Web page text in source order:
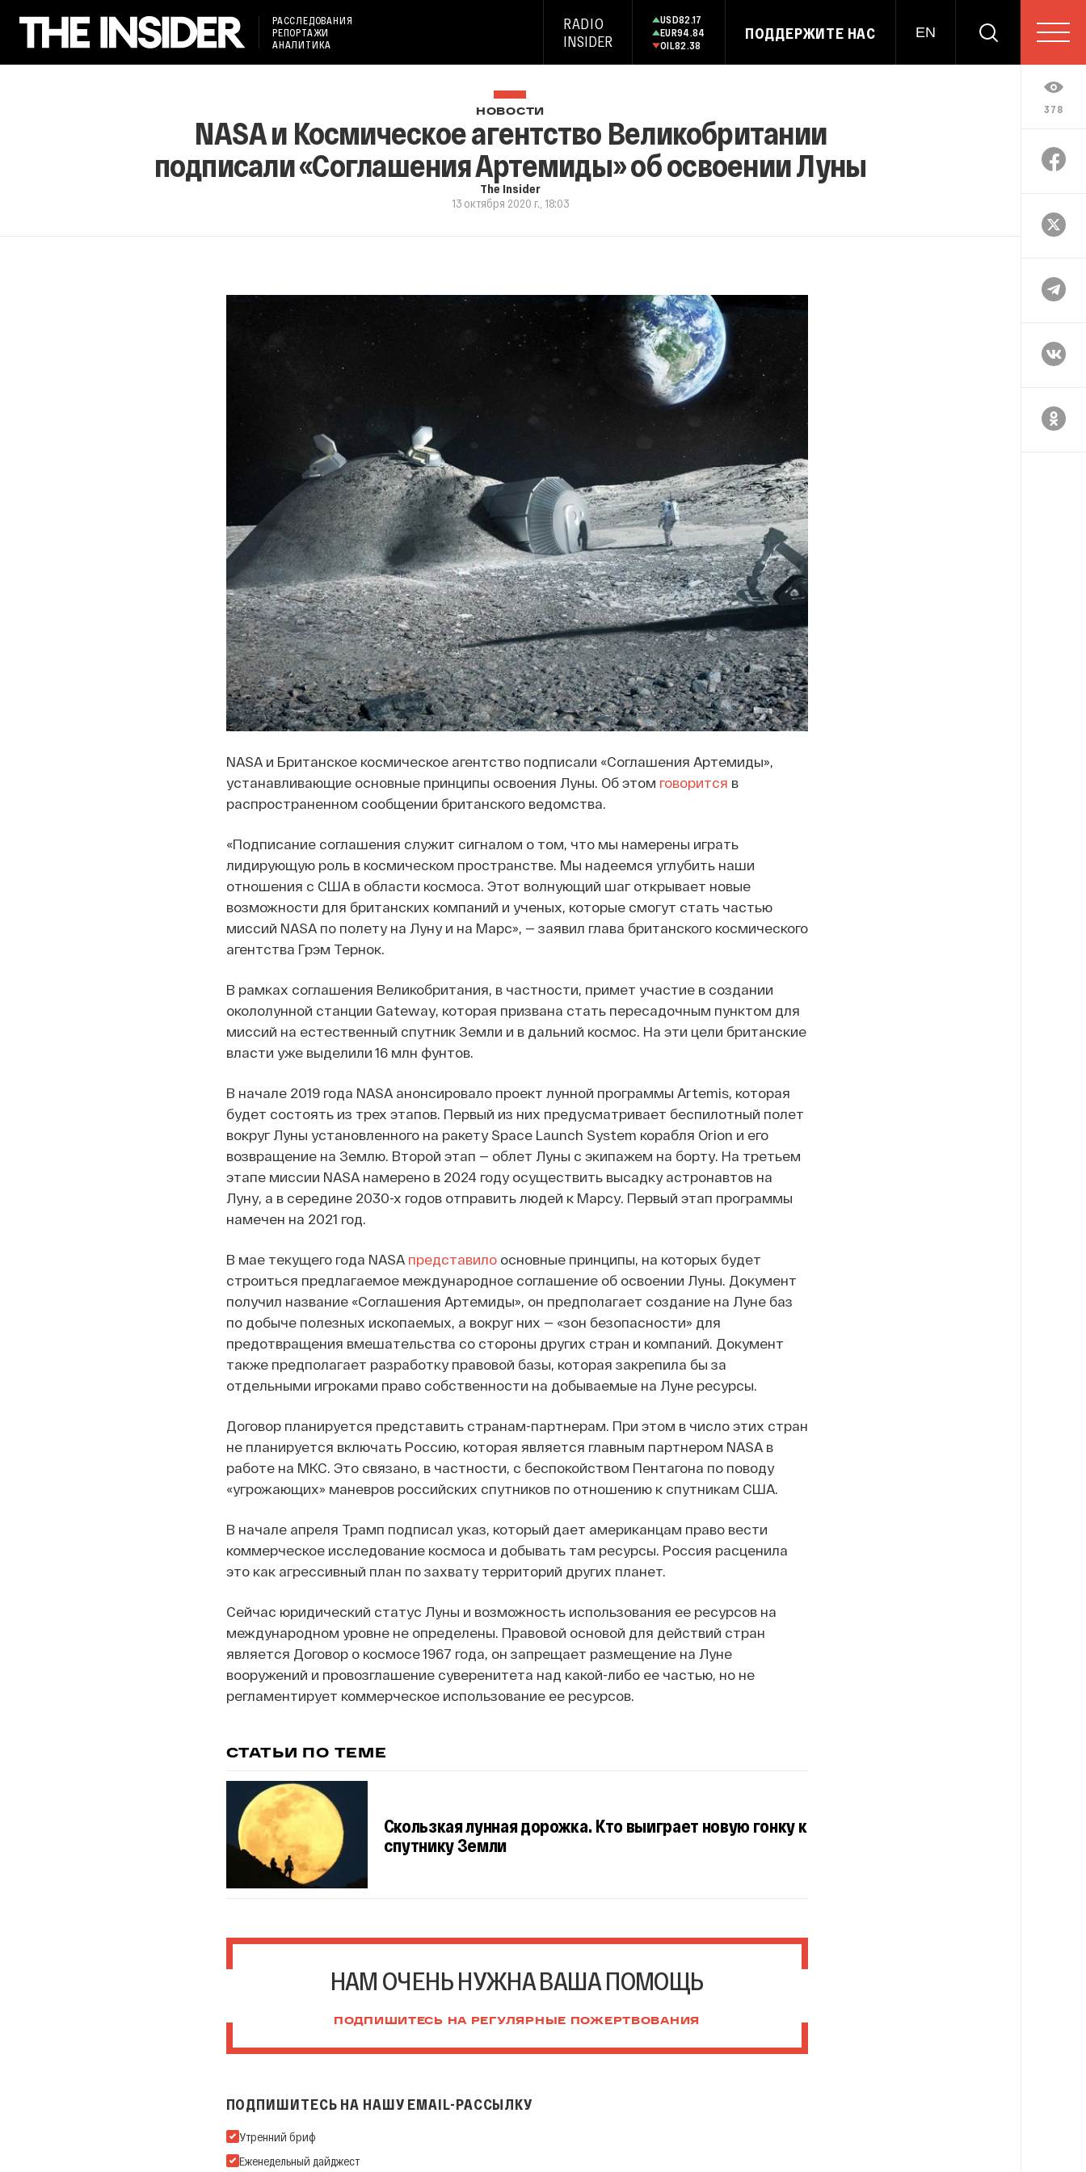
РАССЛЕДОВАНИЯ
РЕПОРТАЖИ
АНАЛИТИКА
RADIO
INSIDER
USD82.17
EUR94.84
OIL82.38
ПОДДЕРЖИТЕ НАС EN
378
НОВОСТИ
NASA и Космическое агентство Великобритании
подписали «Соглашения Артемиды» об освоении Луны
The Insider
13 октября 2020 г., 18:03
NASA и Британское космическое агентство подписали «Соглашения Артемиды»,
устанавливающие основные принципы освоения Луны. Об этом говорится в
распространенном сообщении британского ведомства.
«Подписание соглашения служит сигналом о том, что мы намерены играть
лидирующую роль в космическом пространстве. Мы надеемся углубить наши
отношения с США в области космоса. Этот волнующий шаг открывает новые
возможности для британских компаний и ученых, которые смогут стать частью
миссий NASA по полету на Луну и на Марс», — заявил глава британского космического
агентства Грэм Тернок.
В рамках соглашения Великобритания, в частности, примет участие в создании
окололунной станции Gateway, которая призвана стать пересадочным пунктом для
миссий на естественный спутник Земли и в дальний космос. На эти цели британские
власти уже выделили 16 млн фунтов.
В начале 2019 года NASA анонсировало проект лунной программы Artemis, которая
будет состоять из трех этапов. Первый из них предусматривает беспилотный полет
вокруг Луны установленного на ракету Space Launch System корабля Orion и его
возвращение на Землю. Второй этап — облет Луны с экипажем на борту. На третьем
этапе миссии NASA намерено в 2024 году осуществить высадку астронавтов на
Луну, а в середине 2030-х годов отправить людей к Марсу. Первый этап программы
намечен на 2021 год.
В мае текущего года NASA представилоосновные принципы, на которых будет
строиться предлагаемое международное соглашение об освоении Луны. Документ
получил название «Соглашения Артемиды», он предполагает создание на Луне баз
по добыче полезных ископаемых, а вокруг них — «зон безопасности» для
предотвращения вмешательства со стороны других стран и компаний. Документ
также предполагает разработку правовой базы, которая закрепила бы за
отдельными игроками право собственности на добываемые на Луне ресурсы.
Договор планируется представить странам-партнерам. При этом в число этих стран
не планируется включать Россию, которая является главным партнером NASA в
работе на МКС. Это связано, в частности, с беспокойством Пентагона по поводу
«угрожающих» маневров российских спутников по отношению к спутникам США.
В начале апреля Трамп подписал указ, который дает американцам право вести
коммерческое исследование космоса и добывать там ресурсы. Россия расценила
это как агрессивный план по захвату территорий других планет.
Сейчас юридический статус Луны и возможность использования ее ресурсов на
международном уровне не определены. Правовой основой для действий стран
является Договор о космосе 1967 года, он запрещает размещение на Луне
вооружений и провозглашение суверенитета над какой-либо ее частью, но не
регламентирует коммерческое использование ее ресурсов.
СТАТЬИ ПО ТЕМЕ
Скользкая лунная дорожка. Кто выиграет новую гонку к
спутнику Земли
НАМ ОЧЕНЬ НУЖНА ВАША ПОМОЩЬ
ПОДПИШИТЕСЬ НА РЕГУЛЯРНЫЕ ПОЖЕРТВОВАНИЯ
ПОДПИШИТЕСЬ НА НАШУ EMAIL-РАССЫЛКУ
Подпишитесь на нашу Email-рассылку
Утренний бриф
Еженедельный дайджест